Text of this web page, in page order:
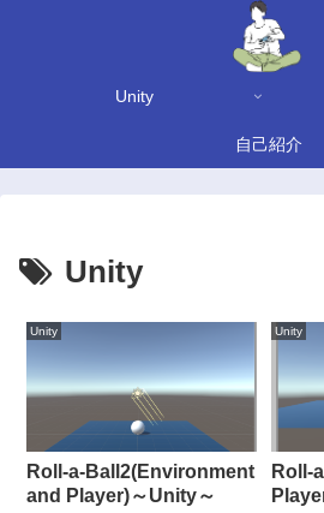
Unity
自己紹介
Unity
Unity
Roll-a-Ball2(Environment
and Player)～Unity～
Unity
Roll-